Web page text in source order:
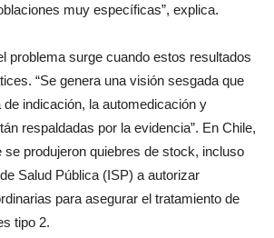
muy específicas”, explica.
problema surge cuando estos resultados
“Se genera una visión sesgada que
indicación, la automedicación y
respaldadas por la evidencia”. En Chile,
se produjeron quiebres de stock, incluso
Salud Pública (ISP) a autorizar
para asegurar el tratamiento de
tipo 2.